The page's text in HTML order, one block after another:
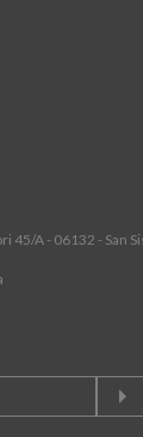
45/A - 06132 - San